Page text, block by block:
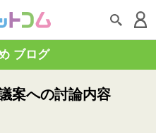
ブログ
案への討論内容